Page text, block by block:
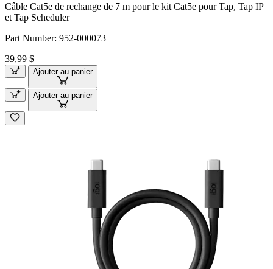
Câble Cat5e de rechange de 7 m pour le kit Cat5e pour Tap, Tap IP
et Tap Scheduler
Part Number: 952-000073
39,99 $
Ajouter au panier
Ajouter au panier